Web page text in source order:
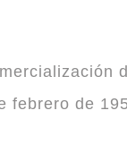
febrero de